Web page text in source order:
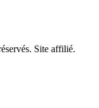
Site affilié.